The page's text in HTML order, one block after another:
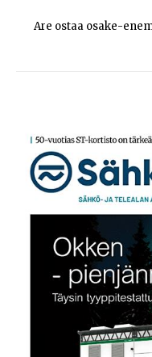
Are ostaa osake-